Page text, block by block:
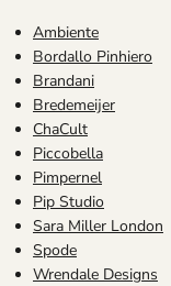
Ambiente
Bordallo Pinhiero
Brandani
Bredemeijer
ChaCult
Piccobella
Pimpernel
Pip Studio
Sara Miller London
Spode
Wrendale Designs